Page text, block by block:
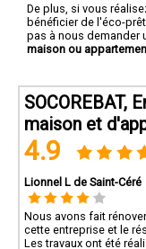
De plus, si vous
bénéficier de l'éco-
pas à nous demander
maison ou
SOCOREBAT,
maison et
4.9
Lionnel L de Saint-Céré
Nous avons fait
cette entreprise et le
Les travaux ont été